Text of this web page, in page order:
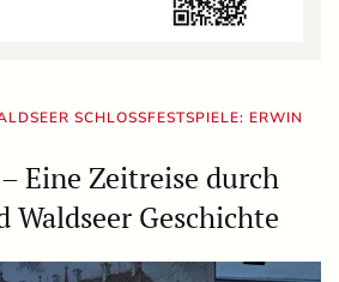
SCHLOSSFESTSPIELE: ERWIN
Eine Zeitreise durch
Waldseer Geschichte